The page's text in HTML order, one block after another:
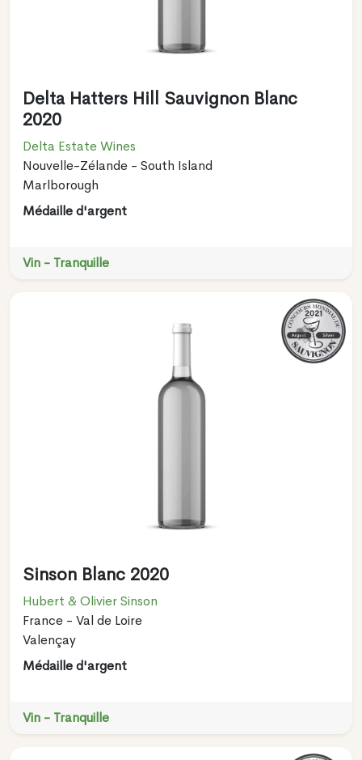
Delta Hatters Hill Sauvignon Blanc
2020
Delta Estate Wines
Nouvelle-Zélande - South Island
Marlborough
Médaille d'argent
Vin - Tranquille
Sinson Blanc 2020
Hubert & Olivier Sinson
France - Val de Loire
Valençay
Médaille d'argent
Vin - Tranquille